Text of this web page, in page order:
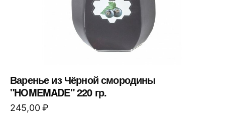
Варенье из Чёрной смородины
"HOMEMADE" 220 гр.
245,00₽